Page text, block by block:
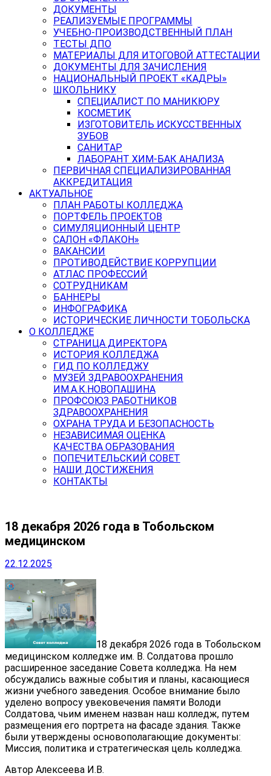
ДОКУМЕНТЫ
РЕАЛИЗУЕМЫЕ ПРОГРАММЫ
УЧЕБНО-ПРОИЗВОДСТВЕННЫЙ ПЛАН
ТЕСТЫ ДПО
МАТЕРИАЛЫ ДЛЯ ИТОГОВОЙ АТТЕСТАЦИИ
ДОКУМЕНТЫ ДЛЯ ЗАЧИСЛЕНИЯ
НАЦИОНАЛЬНЫЙ ПРОЕКТ «КАДРЫ»
ШКОЛЬНИКУ
СПЕЦИАЛИСТ ПО МАНИКЮРУ
КОСМЕТИК
ИЗГОТОВИТЕЛЬ ИСКУССТВЕННЫХ
ЗУБОВ
САНИТАР
ЛАБОРАНТ ХИМ-БАК АНАЛИЗА
ПЕРВИЧНАЯ СПЕЦИАЛИЗИРОВАННАЯ
АККРЕДИТАЦИЯ
АКТУАЛЬНОЕ
ПЛАН РАБОТЫ КОЛЛЕДЖА
ПОРТФЕЛЬ ПРОЕКТОВ
СИМУЛЯЦИОННЫЙ ЦЕНТР
САЛОН «ФЛАКОН»
ВАКАНСИИ
ПРОТИВОДЕЙСТВИЕ КОРРУПЦИИ
АТЛАС ПРОФЕССИЙ
СОТРУДНИКАМ
БАННЕРЫ
ИНФОГРАФИКА
ИСТОРИЧЕСКИЕ ЛИЧНОСТИ ТОБОЛЬСКА
О КОЛЛЕДЖЕ
СТРАНИЦА ДИРЕКТОРА
ИСТОРИЯ КОЛЛЕДЖА
ГИД ПО КОЛЛЕДЖУ
МУЗЕЙ ЗДРАВООХРАНЕНИЯ
ИМ.А.К.НОВОПАШИНА
ПРОФСОЮЗ РАБОТНИКОВ
ЗДРАВООХРАНЕНИЯ
ОХРАНА ТРУДА И БЕЗОПАСНОСТЬ
НЕЗАВИСИМАЯ ОЦЕНКА
КАЧЕСТВА ОБРАЗОВАНИЯ
ПОПЕЧИТЕЛЬСКИЙ СОВЕТ
НАШИ ДОСТИЖЕНИЯ
КОНТАКТЫ
18 декабря 2026 года в Тобольском
медицинском
22.12.2025
18 декабря 2026 года в Тобольском
медицинском колледже им. В. Солдатова прошло
расширенное заседание Совета колледжа. На нем
обсуждались важные события и планы, касающиеся
жизни учебного заведения. Особое внимание было
уделено вопросу увековечения памяти Володи
Солдатова, чьим именем назван наш колледж, путем
размещения его портрета на фасаде здания. Также
были утверждены основополагающие документы:
Миссия, политика и стратегическая цель колледжа.
Автор Алексеева И.В.